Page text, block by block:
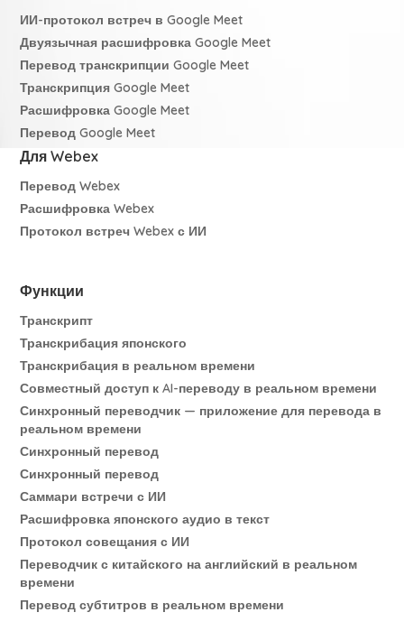
ИИ-протокол встреч в Google Meet
Двуязычная расшифровка Google Meet
Перевод транскрипции Google Meet
Транскрипция Google Meet
Расшифровка Google Meet
Перевод Google Meet
Для Webex
Перевод Webex
Расшифровка Webex
Протокол встреч Webex с ИИ
Функции
Транскрипт
Транскрибация японского
Транскрибация в реальном времени
Совместный доступ к AI-переводу в реальном времени
Синхронный переводчик — приложение для перевода в
реальном времени
Синхронный перевод
Синхронный перевод
Саммари встречи с ИИ
Расшифровка японского аудио в текст
Протокол совещания с ИИ
Переводчик с китайского на английский в реальном
времени
Перевод субтитров в реальном времени